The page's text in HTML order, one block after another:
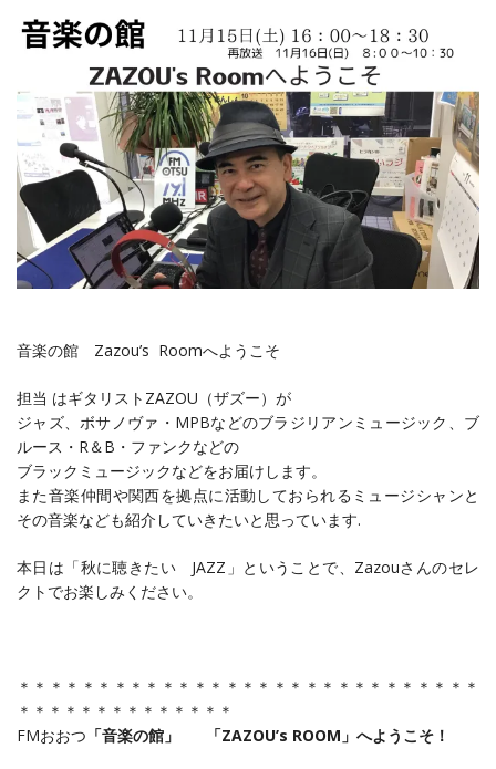
音楽の館 Zazou’s Roomへようこそ
担当 はギタリストZAZOU（ザズー）が
ジャズ、ボサノヴァ・MPBなどのブラジリアンミュージック、ブ
ルース・R＆B・ファンクなどの
ブラックミュージックなどをお届けします。
また音楽仲間や関西を拠点に活動しておられるミュージシャンと
その音楽なども紹介していきたいと思っています.
本日は「秋に聴きたい JAZZ」ということで、Zazouさんのセレ
クトでお楽しみください。
＊＊＊＊＊＊＊＊＊＊＊＊＊＊＊＊＊＊＊＊＊＊＊＊＊＊＊＊＊
＊＊＊＊＊＊＊＊＊＊＊＊＊＊
FMおおつ 「音楽の館」 「ZAZOU’s ROOM」へようこそ！